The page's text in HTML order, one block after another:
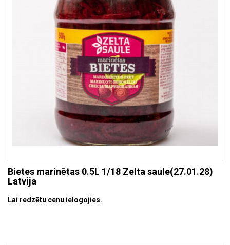
Bietes marinētas 0.5L 1/18 Zelta saule(27.01.28)
Latvija
Lai redzētu cenu ielogojies.